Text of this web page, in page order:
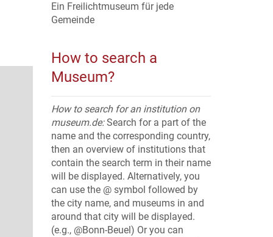
Ein Freilichtmuseum für jede
Gemeinde
How to search a
Museum?
How to search for an institution on
museum.de:Search for a part of the
name and the corresponding country,
then an overview of institutions that
contain the search term in their name
will be displayed. Alternatively, you
can use the @ symbol followed by
the city name, and museums in and
around that city will be displayed.
(e.g., @Bonn-Beuel) Or you can